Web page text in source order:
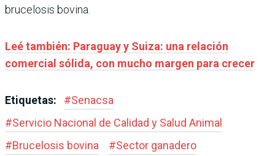
brucelosis bovina.
Leé también: Paraguay y Suiza: una relación
comercial sólida, con mucho margen para crecer
Etiquetas: #Senacsa
#Servicio Nacional de Calidad y Salud Animal
#Brucelosis bovina #Sector ganadero